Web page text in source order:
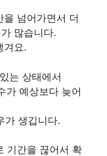
넘어가면서 더
많습니다.
겨요.
는 상태에서
가 예상보다 늦어
가 생깁니다.
기간을 끊어서 확